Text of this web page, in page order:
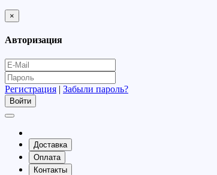
×
Авторизация
Регистрация | Забыли пароль?
Доставка
Оплата
Контакты